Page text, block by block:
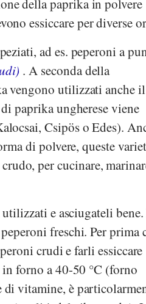
della paprika in polvere
essiccare per diverse
ad es. peperoni a
. A seconda della
vengono utilizzati anche il
paprika ungherese viene
Csipös o Edes).
di polvere, queste
per cucinare,
e asciugateli bene.
freschi. Per prima
crudi e farli essiccare
in forno a 40-50 °C (forno
vitamine, è